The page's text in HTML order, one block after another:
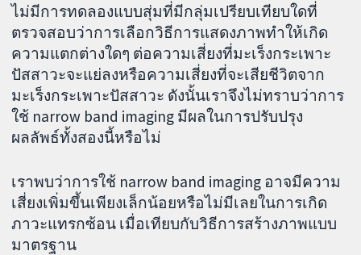
ไม่มีการทดลองแบบสุ่มที่มีกลุ่มเปรียบเทียบใดที่
ตรวจสอบว่าการเลือกวิธีการแสดงภาพทำให้เกิด
ความแตกต่างใดๆ ต่อความเสี่ยงที่มะเร็งกระเพาะ
ปัสสาวะจะแย่ลงหรือความเสี่ยงที่จะเสียชีวิตจาก
มะเร็งกระเพาะปัสสาวะ ดังนั้นเราจึงไม่ทราบว่าการ
ใช้ narrow band imaging มีผลในการปรับปรุง
ผลลัพธ์ทั้งสองนี้หรือไม่
เราพบว่าการใช้ narrow band imaging อาจมีความ
เสี่ยงเพิ่มขึ้นเพียงเล็กน้อยหรือไม่มีเลยในการเกิด
ภาวะแทรกซ้อน เมื่อเทียบกับวิธีการสร้างภาพแบบ
มาตรฐาน